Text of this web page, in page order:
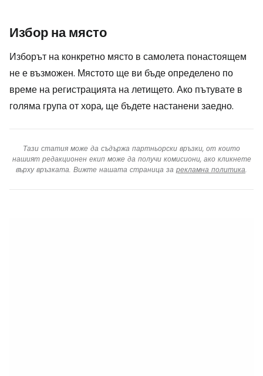
Избор на място
Изборът на конкретно място в самолета понастоящем
не е възможен. Мястото ще ви бъде определено по
време на регистрацията на летището. Ако пътувате в
голяма група от хора, ще бъдете настанени заедно.
Тази статия може да съдържа партньорски връзки, от които
нашият редакционен екип може да получи комисиони, ако кликнете
върху връзката. Вижте нашата страница за рекламна политика.